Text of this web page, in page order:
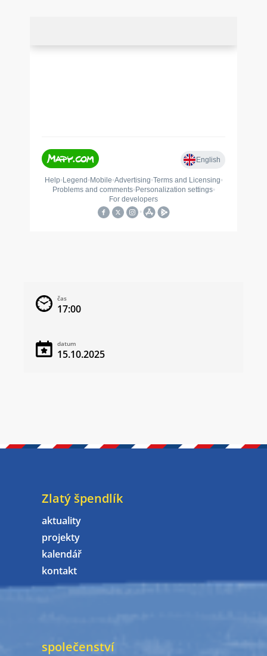
čas
17:00
datum
15.10.2025
Zlatý špendlík
aktuality
projekty
kalendář
kontakt
společenství